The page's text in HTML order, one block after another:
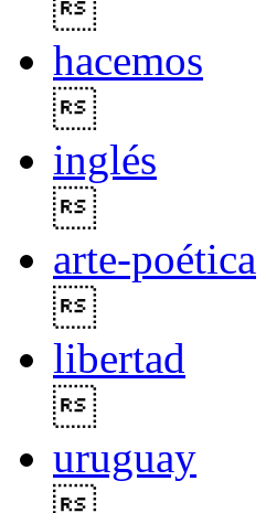
hacemos
inglés
arte-poética
libertad
uruguay